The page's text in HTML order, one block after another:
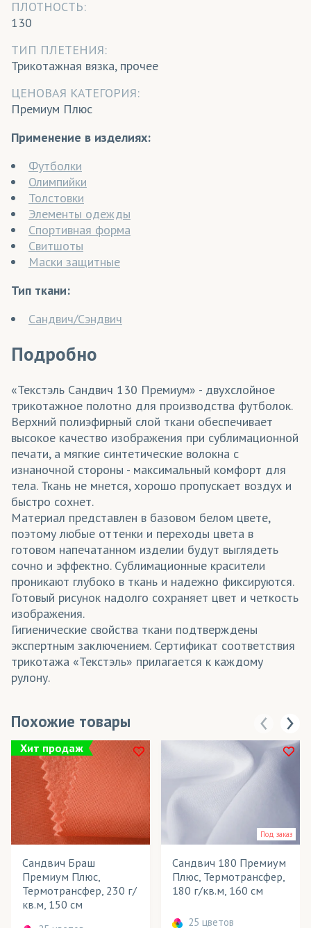
ПЛОТНОСТЬ:
130
ТИП ПЛЕТЕНИЯ:
Трикотажная вязка, прочее
ЦЕНОВАЯ КАТЕГОРИЯ:
Премиум Плюс
Применение в изделиях:
Футболки
Олимпийки
Толстовки
Элементы одежды
Спортивная форма
Свитшоты
Маски защитные
Тип ткани:
Сандвич/Сэндвич
Подробно
«Текстэль Сандвич 130 Премиум» - двухслойное
трикотажное полотно для производства футболок.
Верхний полиэфирный слой ткани обеспечивает
высокое качество изображения при сублимационной
печати, а мягкие синтетические волокна с
изнаночной стороны - максимальный комфорт для
тела. Ткань не мнется, хорошо пропускает воздух и
быстро сохнет.
Материал представлен в базовом белом цвете,
поэтому любые оттенки и переходы цвета в
готовом напечатанном изделии будут выглядеть
сочно и эффектно. Сублимационные красители
проникают глубоко в ткань и надежно фиксируются.
Готовый рисунок надолго сохраняет цвет и четкость
изображения.
Гигиенические свойства ткани подтверждены
экспертным заключением. Сертификат соответствия
трикотажа «Текстэль» прилагается к каждому
рулону.
Похожие товары
Хит продаж
Сандвич Браш
Премиум Плюс,
Термотрансфер, 230 г/
кв.м, 150 см
Под заказ
Сандвич 180 Премиум
Плюс, Термотрансфер,
180 г/кв.м, 160 см
25 цветов